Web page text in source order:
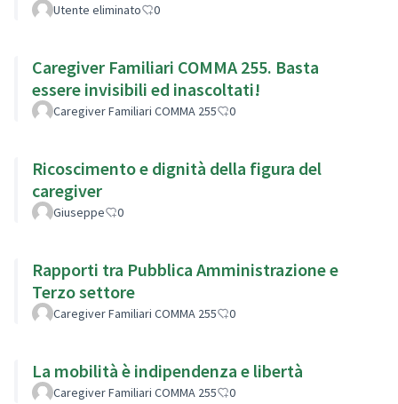
Utente eliminato 0
Caregiver Familiari COMMA 255. Basta
essere invisibili ed inascoltati!
Caregiver Familiari COMMA 255 0
Ricoscimento e dignità della figura del
caregiver
Giuseppe 0
Rapporti tra Pubblica Amministrazione e
Terzo settore
Caregiver Familiari COMMA 255 0
La mobilità è indipendenza e libertà
Caregiver Familiari COMMA 255 0